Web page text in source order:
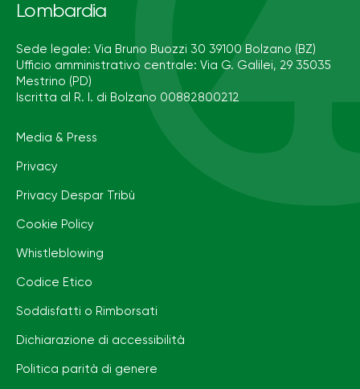
Lombardia
Sede legale: Via Bruno Buozzi 30 39100 Bolzano (BZ)
Ufficio amministrativo centrale: Via G. Galilei, 29 35035
Mestrino (PD)
Iscritta al R. I. di Bolzano 00882800212
Media & Press
Privacy
Privacy Despar Tribù
Cookie Policy
Whistleblowing
Codice Etico
Soddisfatti o Rimborsati
Dichiarazione di accessibilità
Politica parità di genere